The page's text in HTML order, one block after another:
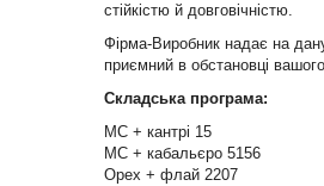
стійкістю й довговічністю.
Фірма-Виробник надає на
приємний в обстановці
Складська програма:
МС + кантрі 15
МС + кабальєро 5156
Орех + флай 2207